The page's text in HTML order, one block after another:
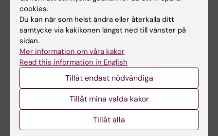
kursens lärandemål och den framtida
yrkesrollen och kunna formulera mål för
sin fortsatta kompetensutveckling.
agera och uppträda omdömesgillt och
professionellt i kliniska och andra
lärandesituationer.
Innehåll
Kursens innehåll är inriktat mot kirurgiska
cookies.
Du kan när som helst ändra eller återkalla ditt
samtycke via kakikonen längst ned till vänster på
sidan.
Mer information om våra kakor
Read this information in English
Tillåt endast nödvändiga
Tillåt mina valda kakor
Tillåt alla